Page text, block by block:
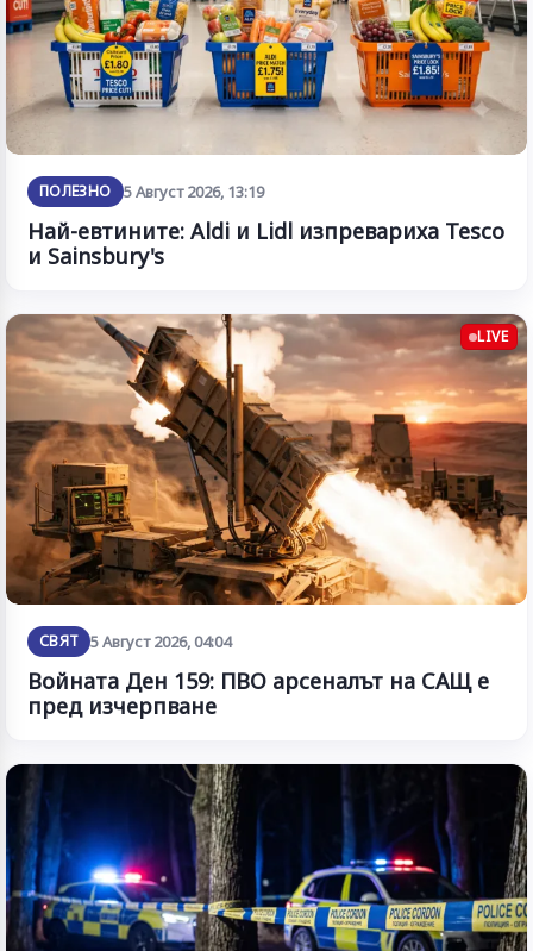
ПОЛЕЗНО 5 Август 2026, 13:19
Най-евтините: Aldi и Lidl изпревариха Tesco
и Sainsbury's
LIVE
СВЯТ 5 Август 2026, 04:04
Войната Ден 159: ПВО арсеналът на САЩ е
пред изчерпване